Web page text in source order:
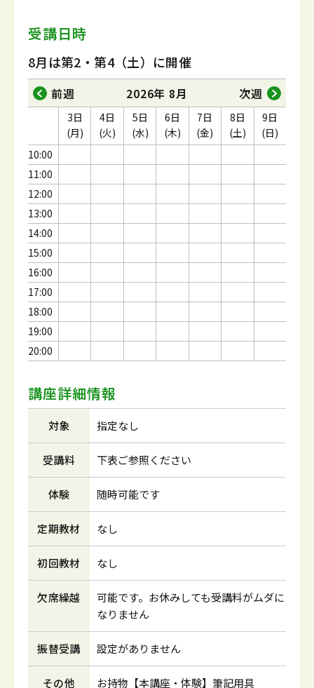
受講日時
8月は第2・第4（土）に開催
前週 2026年 8月 次週
10:00
11:00
12:00
13:00
14:00
15:00
16:00
17:00
18:00
19:00
20:00
3日
(月)
4日
(火)
5日
(水)
6日
(木)
7日
(金)
8日
(土)
9日
(日)
講座詳細情報
対象 指定なし
受講料 下表ご参照ください
体験 随時可能です
定期教材 なし
初回教材 なし
欠席繰越
可能です。お休みしても受講料がムダに
なりません
振替受講 設定がありません
その他 お持物【本講座・体験】筆記用具